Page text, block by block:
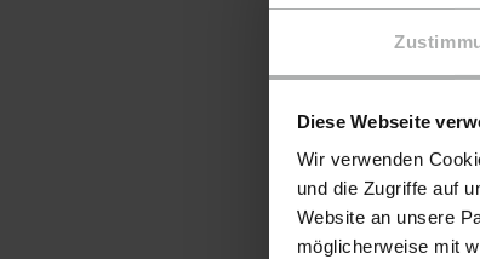
Diese Webseite
Wir verwenden
und die Zugriffe auf
Website an unsere
möglicherweise mit